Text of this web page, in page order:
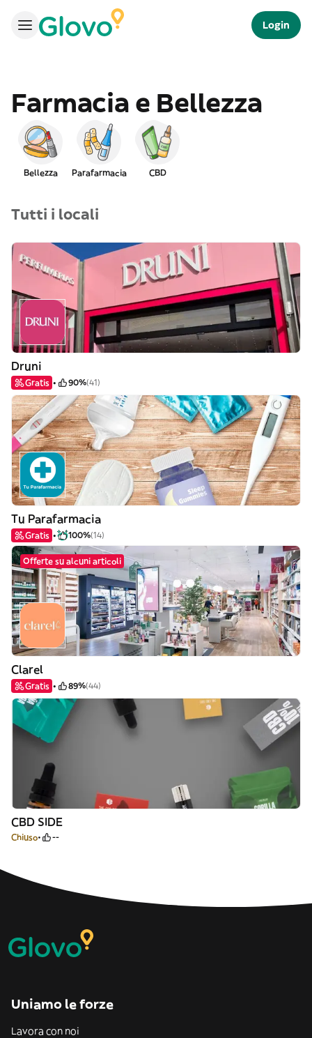
Login
Farmacia e Bellezza
Bellezza Parafarmacia CBD
Tutti i locali
Druni
Gratis 90%(41)
Tu Parafarmacia
Gratis 100%(14)
Offerte su alcuni articoli
Clarel
Gratis 89%(44)
CBD SIDE
Chiuso --
Uniamo le forze
Lavora con noi